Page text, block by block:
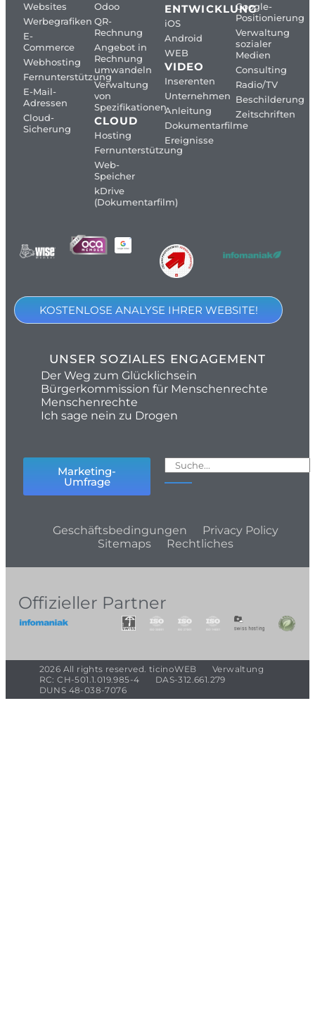
Websites
Werbegrafiken
E-
Commerce
Webhosting
Fernunterstützung
E-Mail-
Adressen
Cloud-
Sicherung
Odoo
QR-
Rechnung
Angebot in
Rechnung
umwandeln
Verwaltung
von
Spezifikationen
CLOUD
Hosting
Fernunterstützung
Web-
Speicher
kDrive
(Dokumentarfilm)
ENTWICKLUNG
iOS
Android
WEB
VIDEO
Inserenten
Unternehmen
Anleitung
Dokumentarfilme
Ereignisse
Google-
Positionierung
Verwaltung
sozialer
Medien
Consulting
Radio/TV
Beschilderung
Zeitschriften
KOSTENLOSE ANALYSE IHRER WEBSITE!
UNSER SOZIALES ENGAGEMENT
Der Weg zum Glücklichsein
Bürgerkommission für Menschenrechte
Menschenrechte
Ich sage nein zu Drogen
Marketing-
Umfrage
Geschäftsbedingungen
Privacy Policy
Sitemaps
Rechtliches
Offizieller Partner
2026 All rights reserved. ticinoWEB
Verwaltung
RC: CH-501.1.019.985-4
DAS-312.661.279
DUNS 48-038-7076